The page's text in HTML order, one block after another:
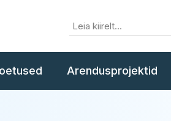
Arendusprojektid